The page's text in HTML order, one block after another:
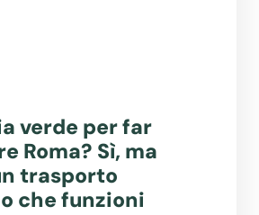
verde per far
Roma? Sì, ma
trasporto
che funzioni